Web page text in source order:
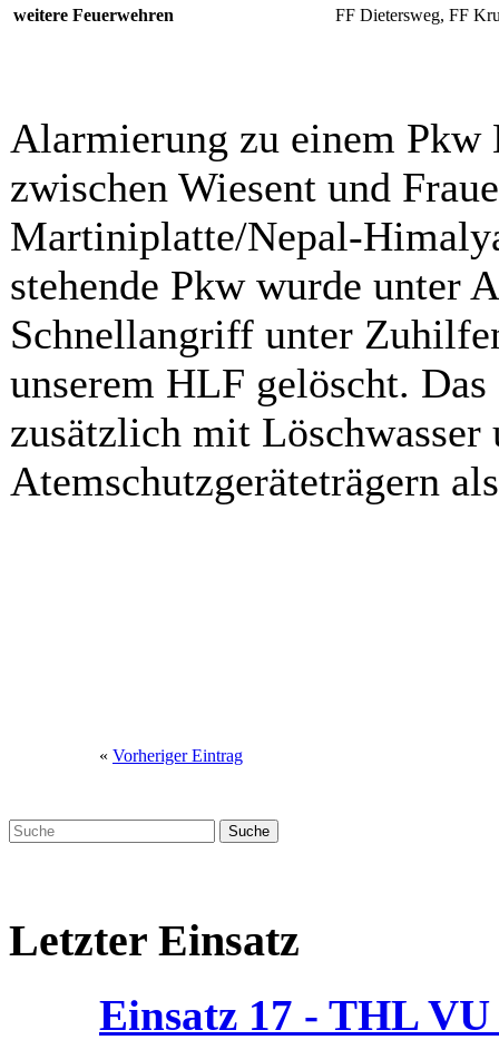
weitere Feuerwehren FF Dietersweg, FF
Alarmierung zu einem Pkw
zwischen Wiesent und
Martiniplatte/Nepal-
stehende Pkw wurde unter
Schnellangriff unter
unserem HLF gelöscht.
zusätzlich mit
Atemschutzgeräteträgern
« Vorheriger Eintrag
Letzter Einsatz
Einsatz 17 - THL